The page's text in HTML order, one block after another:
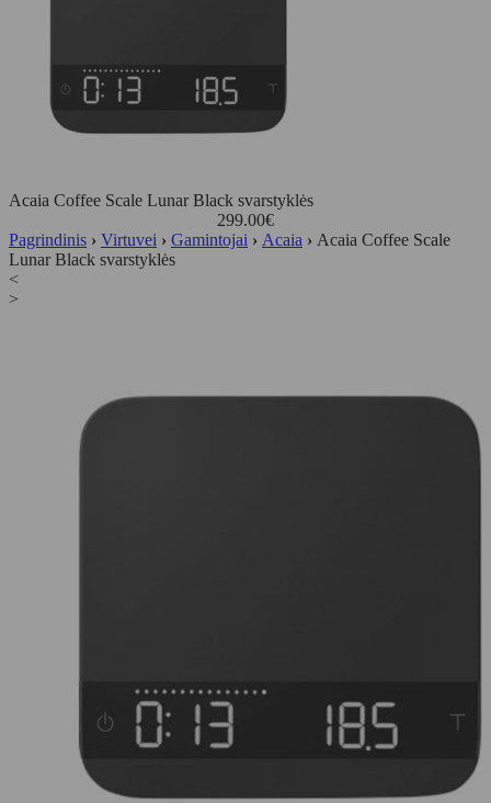
Acaia Coffee Scale Lunar Black svarstyklės
299.00€
Pagrindinis › Virtuvei › Gamintojai › Acaia › Acaia Coffee Scale
Lunar Black svarstyklės
<
>